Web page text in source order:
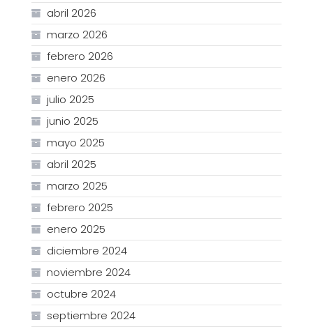
abril 2026
marzo 2026
febrero 2026
enero 2026
julio 2025
junio 2025
mayo 2025
abril 2025
marzo 2025
febrero 2025
enero 2025
diciembre 2024
noviembre 2024
octubre 2024
septiembre 2024